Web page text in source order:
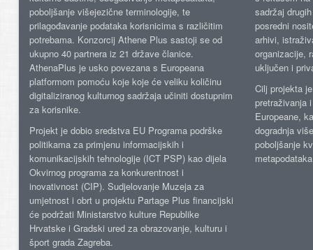
poboljšanje višejezične terminologije, te
prilagođavanje podataka korisnicima s različitim
potrebama. Konzorcij Athene Plus sastoji se od
ukupno 40 partnera iz 21 države članice.
AthenaPlus je usko povezana s Europeana
platformom pomoću koje koje će veliku količinu
digitaliziranog kulturnog sadržaja učiniti dostupnim
za korisnike.
Projekt je dobio sredstva EU Programa podrške
politikama za primjenu informacijskih i
komunikacijskih tehnologije (ICT PSP) kao dijela
Okvirnog programa za konkurentnost i
inovativnost (CIP). Sudjelovanje Muzeja za
umjetnost i obrt u projektu Partage Plus financijski
će podržati Ministarstvo kulture Republike
Hrvatske i Gradski ured za obrazovanje, kulturu i
šport grada Zagreba.
sadržaj
posredni
arhivi,
organizacije,
uključen i
Cilj projekta
pretraživanja
Europeane,
dogradnja
poboljšanje